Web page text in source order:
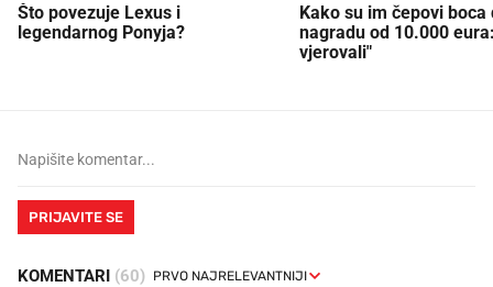
Što povezuje Lexus i
legendarnog Ponyja?
Kako su im čepovi boca
nagradu od 10.000
vjerovali"
PRIJAVITE SE
KOMENTARI (60)